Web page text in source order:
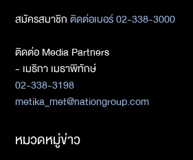
สมัครสมาชิกติดต่อเบอร์ 02-338-3000
ติดต่อ Media Partners
- เมธิกา เมธาพิทักษ์
02-338-3198
metika_met@nationgroup.com
หมวดหมู่ข่าว